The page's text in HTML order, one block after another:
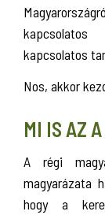
kapcsolatos
kapcsolatos
Nos, akkor
MI IS AZ
A régi
magyarázata
hogy a